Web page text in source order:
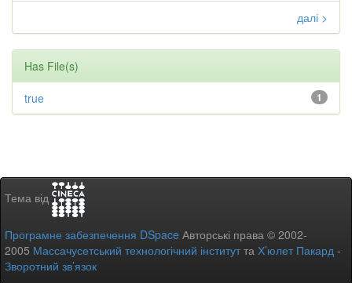
далі >
Has File(s)
1
true
Тема від
Програмне забезпечення DSpace Авторські права © 2002-
2005 Массачусетський технологічний інститутта Х’юлет Пакард -
Зворотний зв’язок